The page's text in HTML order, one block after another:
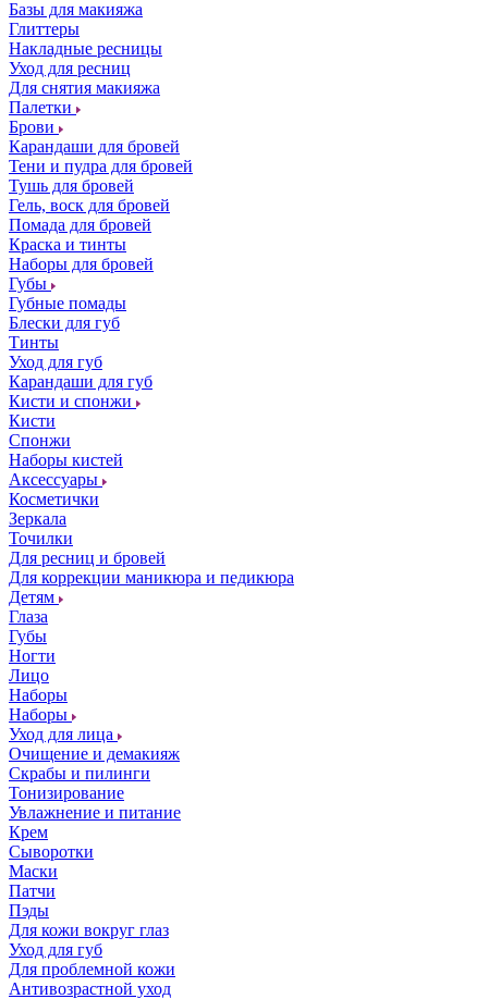
Базы для макияжа
Глиттеры
Накладные ресницы
Уход для ресниц
Для снятия макияжа
Палетки
Брови
Карандаши для бровей
Тени и пудра для бровей
Тушь для бровей
Гель, воск для бровей
Помада для бровей
Краска и тинты
Наборы для бровей
Губы
Губные помады
Блески для губ
Тинты
Уход для губ
Карандаши для губ
Кисти и спонжи
Кисти
Спонжи
Наборы кистей
Аксессуары
Косметички
Зеркала
Точилки
Для ресниц и бровей
Для коррекции маникюра и педикюра
Детям
Глаза
Губы
Ногти
Лицо
Наборы
Наборы
Уход для лица
Очищение и демакияж
Скрабы и пилинги
Тонизирование
Увлажнение и питание
Крем
Сыворотки
Маски
Патчи
Пэды
Для кожи вокруг глаз
Уход для губ
Для проблемной кожи
Антивозрастной уход